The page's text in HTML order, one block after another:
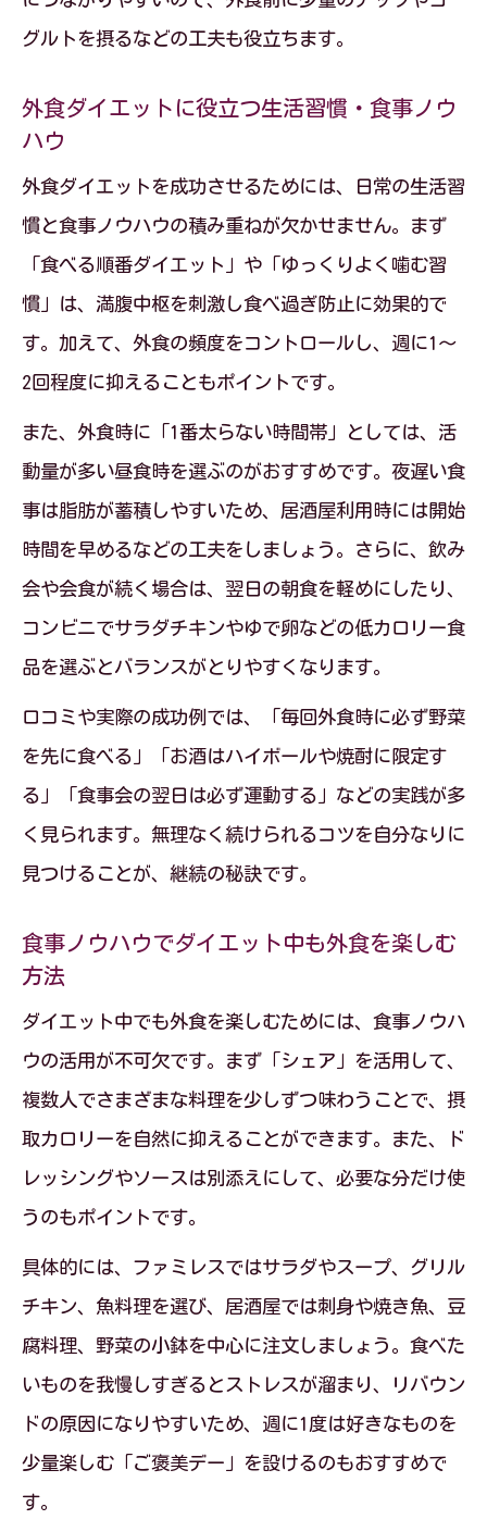
外食ダイエットで身につく自然な生活習
慣
食事ノウハウで外食シーンを味方にする
外食時にも習慣化できる太りにくいポイ
ント
葛飾区発ダイエット生活の新習慣をご紹介
生活習慣・食事ノウハウで始めるダイエ
ット新常識
外食ダイエット 丸山桂里奈式の習慣術と
は
自然に痩せる生活習慣を日々の外食で実
践
太らない外食ランキングに学ぶ新しい習
慣作り
生活習慣・食事ノウハウで外食を楽しむ
毎日へ
グルトを摂るなどの工夫も役立ちます。
外食ダイエットに役立つ生活習慣・食事ノウ
ハウ
外食ダイエットを成功させるためには、日常の生活習
慣と食事ノウハウの積み重ねが欠かせません。まず
「食べる順番ダイエット」や「ゆっくりよく噛む習
慣」は、満腹中枢を刺激し食べ過ぎ防止に効果的で
す。加えて、外食の頻度をコントロールし、週に1～
2回程度に抑えることもポイントです。
また、外食時に「1番太らない時間帯」としては、活
動量が多い昼食時を選ぶのがおすすめです。夜遅い食
事は脂肪が蓄積しやすいため、居酒屋利用時には開始
時間を早めるなどの工夫をしましょう。さらに、飲み
会や会食が続く場合は、翌日の朝食を軽めにしたり、
コンビニでサラダチキンやゆで卵などの低カロリー食
品を選ぶとバランスがとりやすくなります。
口コミや実際の成功例では、「毎回外食時に必ず野菜
を先に食べる」「お酒はハイボールや焼酎に限定す
る」「食事会の翌日は必ず運動する」などの実践が多
く見られます。無理なく続けられるコツを自分なりに
見つけることが、継続の秘訣です。
食事ノウハウでダイエット中も外食を楽しむ
方法
ダイエット中でも外食を楽しむためには、食事ノウハ
ウの活用が不可欠です。まず「シェア」を活用して、
複数人でさまざまな料理を少しずつ味わうことで、摂
取カロリーを自然に抑えることができます。また、ド
レッシングやソースは別添えにして、必要な分だけ使
うのもポイントです。
具体的には、ファミレスではサラダやスープ、グリル
チキン、魚料理を選び、居酒屋では刺身や焼き魚、豆
腐料理、野菜の小鉢を中心に注文しましょう。食べた
いものを我慢しすぎるとストレスが溜まり、リバウン
ドの原因になりやすいため、週に1度は好きなものを
少量楽しむ「ご褒美デー」を設けるのもおすすめで
す。